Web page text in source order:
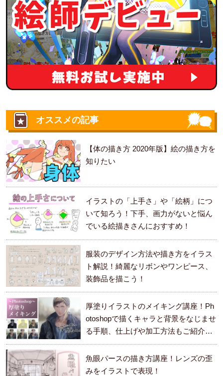
オススメの記事
【体の描き方 2020年版】絵の描き方を
知りたい
イラストの「上手さ」や「絵柄」につ
いて知ろう！下手、画力がないと悩ん
でいる絵描きさんにおすすめ！
服装のデザイン方法や描き方をイラス
ト解説！綺麗なリボンやワンピース、
装飾品を描こう！
厚塗りイラストのメイキング講座！Ph
otoshopで描くキャラと背景をなじませ
る手順、仕上げや加工方法もご紹介し
ます。
魚眼パースの描き方講座！レンズの歪
みをイラストで表現！